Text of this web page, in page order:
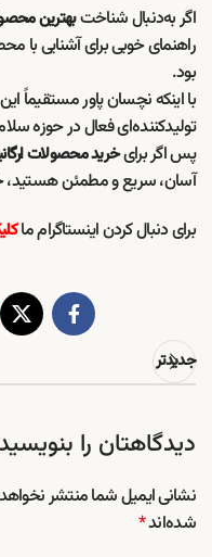
اگر به‌دنبال شناختبهترین
راهنمای خوبی برای آشنایی با
بود.
با اینکه نچسان پاور مستقیماً
تولیدکننده‌ای فعال در حوزه
پس اگر برایخرید محصولات
آسان، سریع و مطمئن هستید،
برای دنبال کردن اینستاگرام ما
جدیدتر
دیدگاهتان را بنویسید
نشانی ایمیل شما منتشر
شده‌اند*